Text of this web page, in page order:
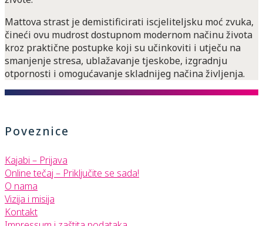
“Matt ima nevjerojatno vodstvo i intuiciju, koji su
povezani s ljudskošću i razumijevanjem koji
probijaju uobičajeno shvaćanje duhovnosti i
pristupačnim. Rezultati su neosporivi kada dođu u
Caroline
Mattova strast je demistificirati iscjeliteljsku moć zvuka,
čineći ovu mudrost dostupnom modernom načinu života
kroz praktične postupke koji su učinkoviti i utječu na
smanjenje stresa, ublažavanje tjeskobe, izgradnju
otpornosti i omogućavanje skladnijeg načina življenja.
Poveznice
Kajabi – Prijava
Online tečaj – Priključite se sada!
O nama
Vizija i misija
Kontakt